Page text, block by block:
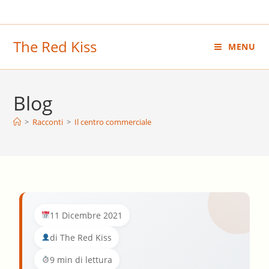
al
The Red Kiss MENU
Blog
> Racconti > Il centro commerciale
11 Dicembre 2021
di The Red Kiss
9 min di lettura